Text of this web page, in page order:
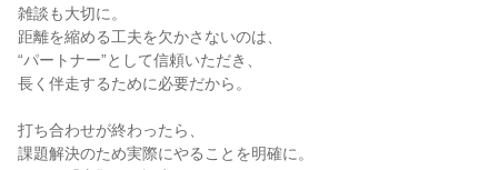
雑談も大切に。
距離を縮める工夫を欠かさないのは、
“パートナー”として信頼いただき、
長く伴走するために必要だから。
打ち合わせが終わったら、
課題解決のため実際にやることを明確に。